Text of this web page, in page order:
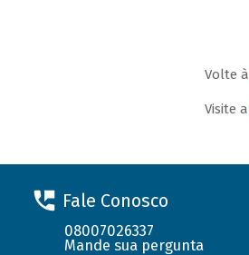
Volte à
Visite a
Fale Conosco
08007026337
Mande sua pergunta